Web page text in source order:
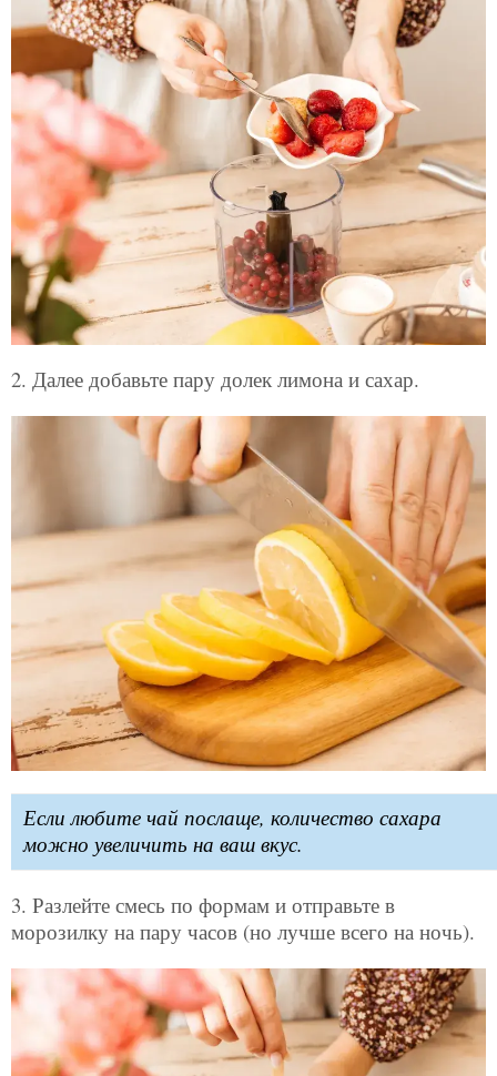
2. Далее добавьте пару долек лимона и сахар.
Если любите чай послаще, количество сахара
можно увеличить на ваш вкус.
3. Разлейте смесь по формам и отправьте в
морозилку на пару часов (но лучше всего на ночь).